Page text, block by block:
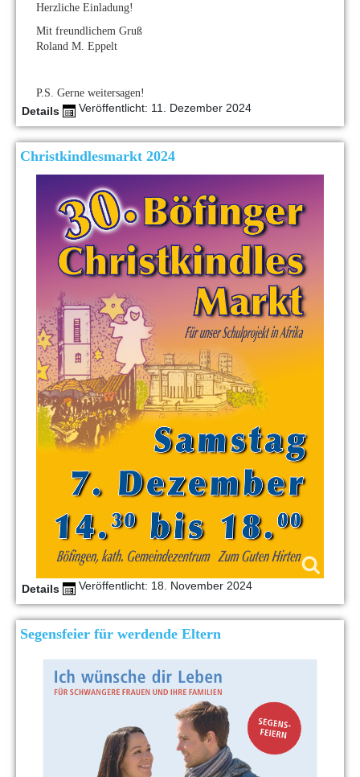
Herzliche Einladung!
Mit freundlichem Gruß
Roland M. Eppelt
P.S. Gerne weitersagen!
Details Veröffentlicht: 11. Dezember 2024
Christkindlesmarkt 2024
Details Veröffentlicht: 18. November 2024
Segensfeier für werdende Eltern